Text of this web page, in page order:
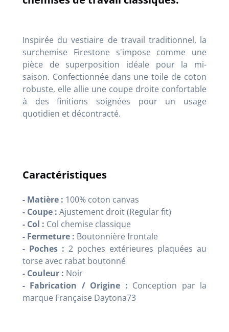
Inspirée du vestiaire de travail traditionnel, la
surchemise Firestone s'impose comme une
pièce de superposition idéale pour la mi-
saison. Confectionnée dans une toile de coton
robuste, elle allie une coupe droite confortable
à des finitions soignées pour un usage
quotidien et décontracté.
Caractéristiques
- Matière : 100% coton canvas
- Coupe : Ajustement droit (Regular fit)
- Col : Col chemise classique
- Fermeture : Boutonnière frontale
- Poches : 2 poches extérieures plaquées au
torse avec rabat boutonné
- Couleur : Noir
- Fabrication / Origine : Conception par la
marque Française Daytona73